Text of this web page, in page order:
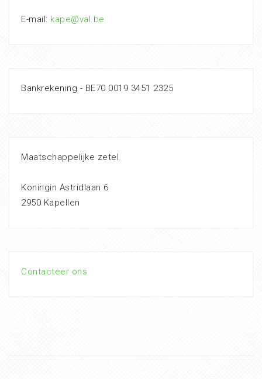
E-mail: kape@val.be
Bankrekening - BE70 0019 3451 2325
Maatschappelijke zetel
Koningin Astridlaan 6
2950 Kapellen
Contacteer ons